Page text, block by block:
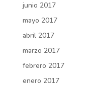
junio 2017
mayo 2017
abril 2017
marzo 2017
febrero 2017
enero 2017